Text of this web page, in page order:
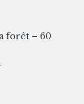
forêt – 60